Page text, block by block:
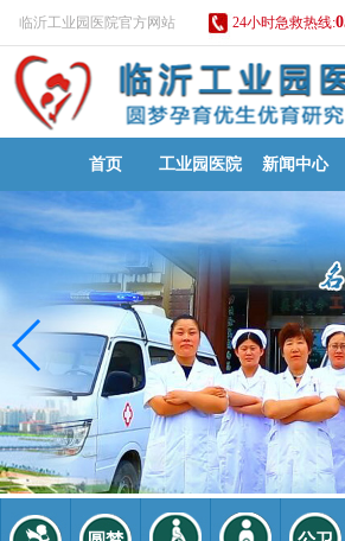
临沂工业园医院官方网站 24小时急救热线:
首页 工业园医院 新闻中心